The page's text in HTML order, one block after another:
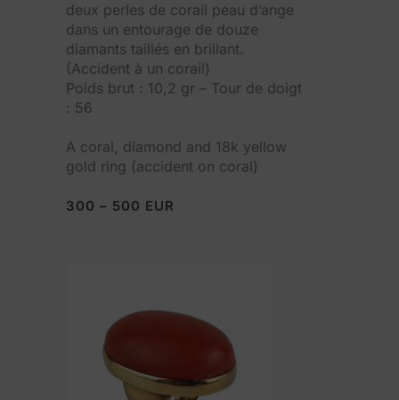
deux perles de corail peau d’ange
dans un entourage de douze
diamants taillés en brillant.
(Accident à un corail)
Poids brut : 10,2 gr – Tour de doigt
: 56
A coral, diamond and 18k yellow
gold ring (accident on coral)
300 – 500 EUR